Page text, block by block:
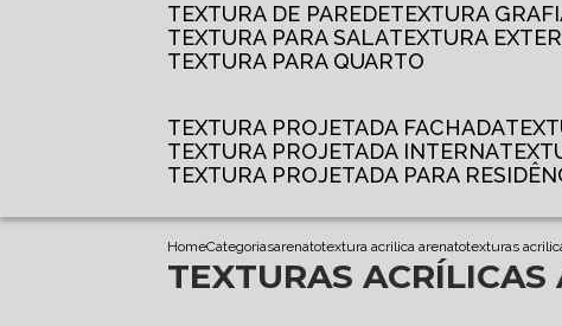
TEXTURA DE PAREDE
TEXTURA
TEXTURA PARA SALA
TEXTURA
TEXTURA PARA QUARTO
TEXTURA PROJETADA FACHADA
TEXTURA PROJETADA INTERNA
TEXTURA PROJETADA PARA
HomeCategoriasarenatotextura acrilica arenatotexturas
TEXTURAS